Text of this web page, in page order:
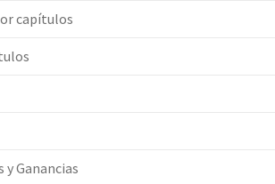
capítulos
y Ganancias